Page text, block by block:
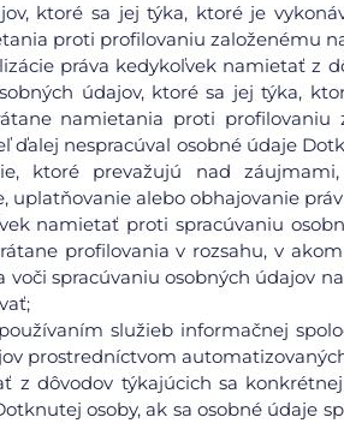
ktoré sa jej týka, ktoré je
proti profilovaniu založenému
práva kedykoľvek namietať z
údajov, ktoré sa jej týka,
namietania proti
ďalej nespracúval osobné údaje
ktoré prevažujú nad
uplatňovanie alebo obhajovanie
namietať proti spracúvaniu
profilovania v rozsahu, v
voči spracúvaniu osobných údajov
služieb informačnej
prostredníctvom
z dôvodov týkajúcich sa
osoby, ak sa osobné údaje